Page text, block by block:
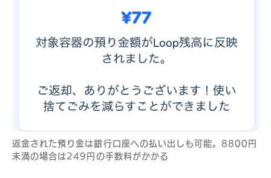
返金された預り金は銀行口座への払い出しも可能。8800円
未満の場合は249円の手数料がかかる